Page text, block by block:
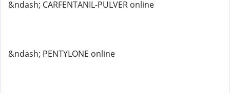
&ndash; CARFENTANIL-PULVER online
&ndash; PENTYLONE online